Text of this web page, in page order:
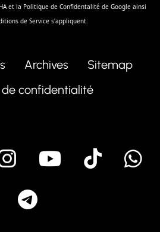
et la Politique de Confidentalité de Google ainsi
de Service s'appliquent.
Archives
Sitemap
de confidentialité
Instagram
Youtube
Tik